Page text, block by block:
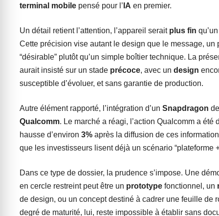
terminal mobile pensé pour l’ IA en premier.
Un détail retient l’attention, l’appareil serait plus fin
Cette précision vise autant le design que le message, un
“désirable” plutôt qu’un simple boîtier technique. La
aurait insisté sur un stade précoce, avec un design
susceptible d’évoluer, et sans garantie de production.
Autre élément rapporté, l’intégration d’un Snapdragon de
Qualcomm. Le marché a réagi, l’action Qualcomm a été
hausse d’environ 3% après la diffusion de ces
que les investisseurs lisent déjà un scénario “plateforme
Dans ce type de dossier, la prudence s’impose. Une
en cercle restreint peut être un prototype fonctionnel, un
de design, ou un concept destiné à cadrer une feuille de
degré de maturité, lui, reste impossible à établir sans